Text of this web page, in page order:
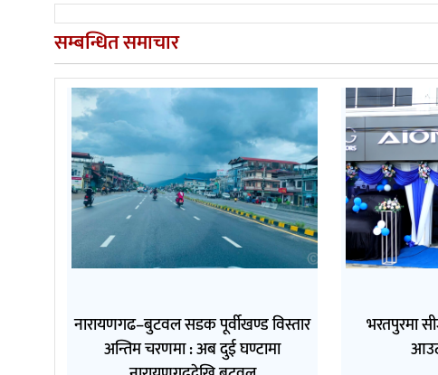
सम्बन्धित समाचार
नारायणगढ–बुटवल सडक पूर्वीखण्ड विस्तार
अन्तिम चरणमा : अब दुई घण्टामा
भरतपुरमा